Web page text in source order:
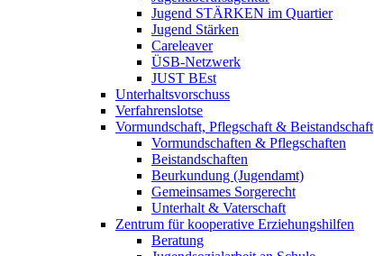
Jugend STÄRKEN im Quartier
Jugend Stärken
Careleaver
ÜSB-Netzwerk
JUST BEst
Unterhaltsvorschuss
Verfahrenslotse
Vormundschaft, Pflegschaft & Beistandschaft
Vormundschaften & Pflegschaften
Beistandschaften
Beurkundung (Jugendamt)
Gemeinsames Sorgerecht
Unterhalt & Vaterschaft
Zentrum für kooperative Erziehungshilfen
Beratung